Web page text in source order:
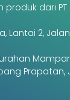
produk dari
Lantai 2,
Prapatan,